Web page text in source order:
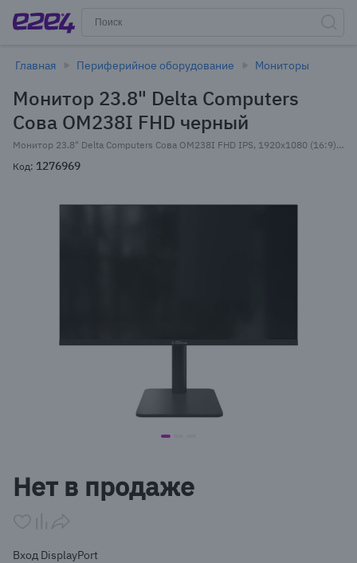
Главная Периферийное оборудование Мониторы
Монитор 23.8" Delta Computers
Сова OM238I FHD черный
Монитор 23.8" Delta Computers Сова OM238I FHD IPS, 1920x1080 (16:9), 250кд/м2, 5 мс, 178°/178°, VGA, HDMI, DisplayPort, черный (ОМ238I.FHD.SS.01.P2) Внесен в реестр Минпромторга РФ
Код: 1276969
item
of
3
Нет в продаже
Вход DisplayPort